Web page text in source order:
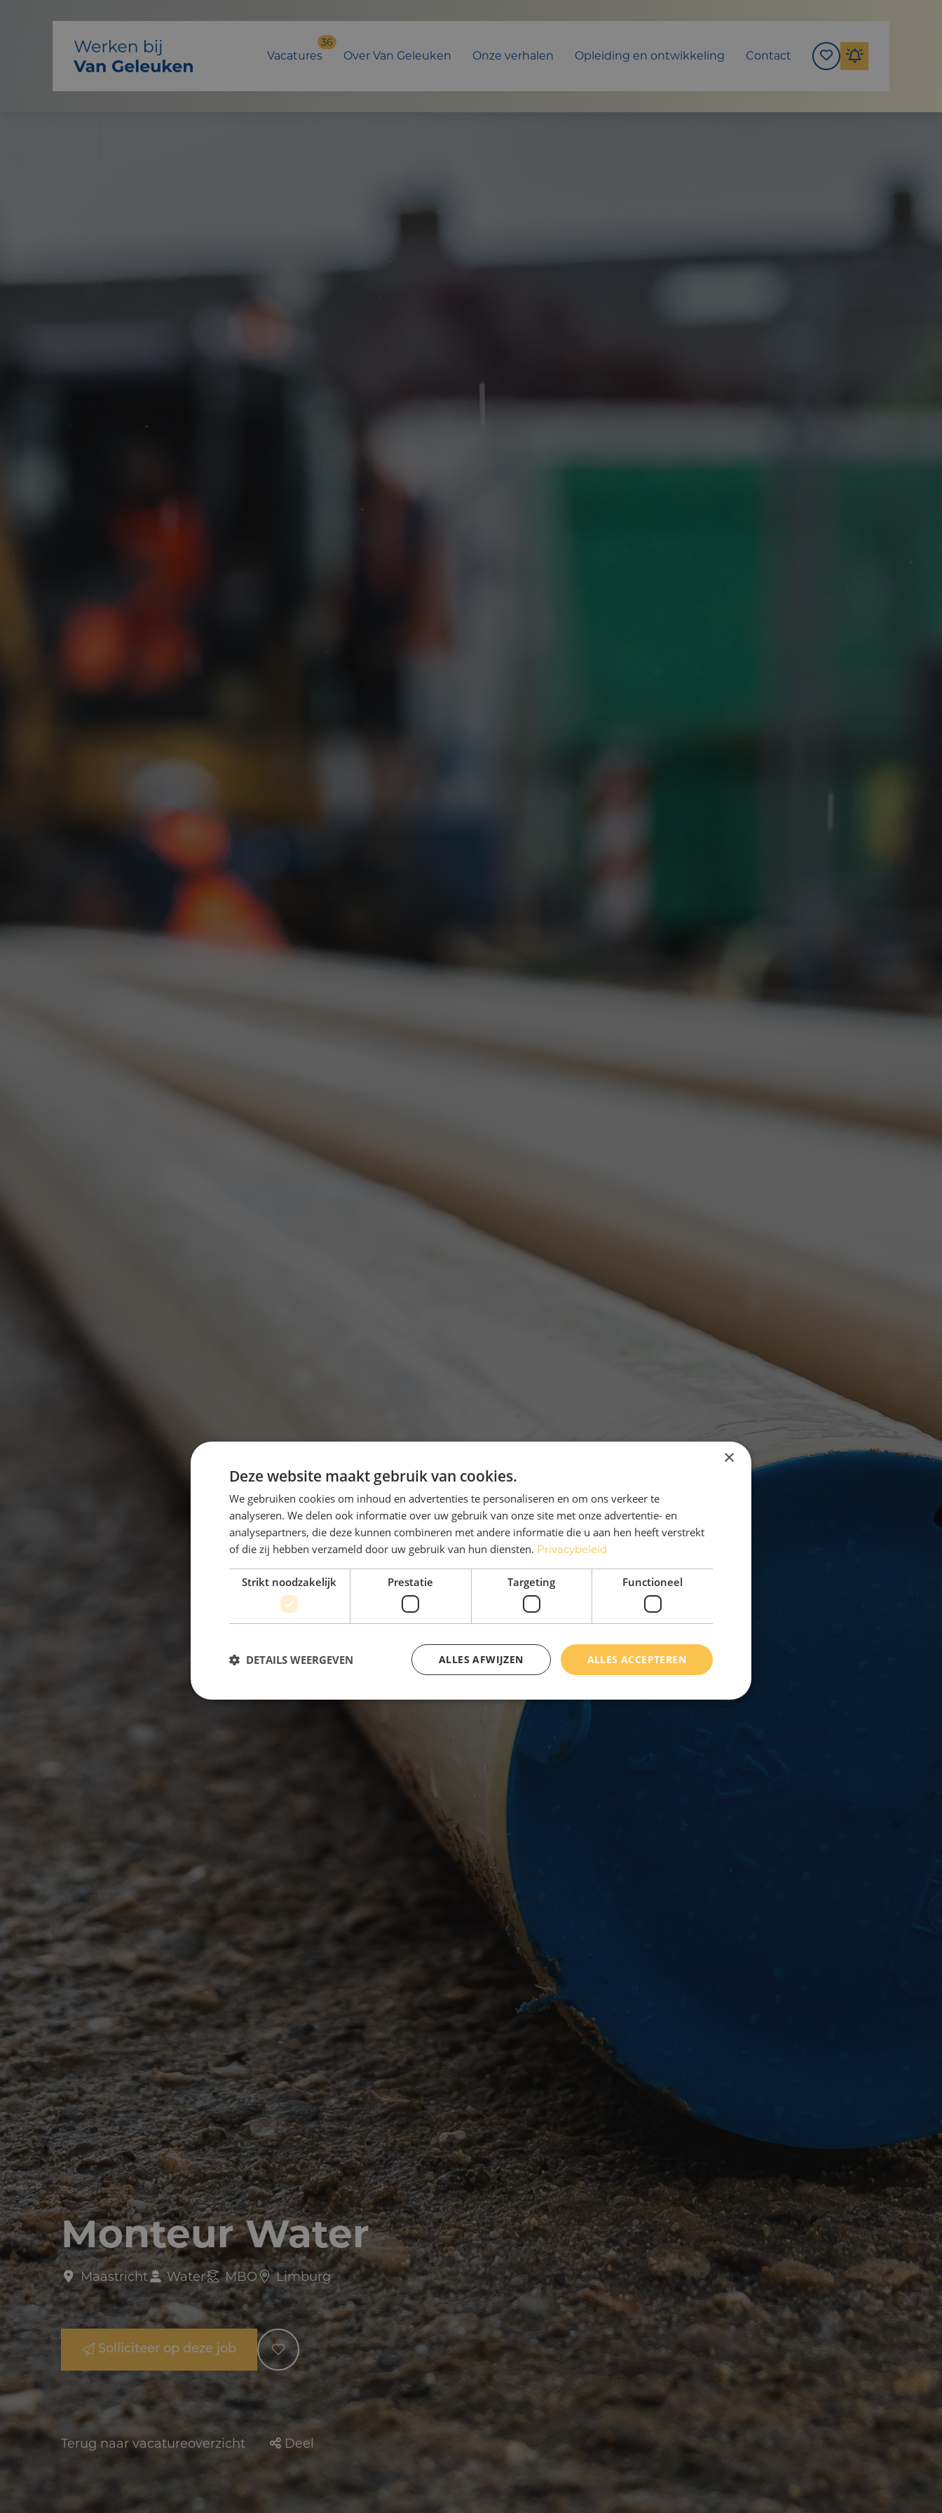
Vacatures
36
Over Van Geleuken Onze verhalen Opleiding en ontwikkeling Contact
Monteur Water
Maastricht Water MBO Limburg
Solliciteer op deze job
Terug naar vacatureoverzicht Deel
×
Deze website maakt gebruik van cookies.
We gebruiken cookies om inhoud en advertenties te personaliseren en om ons verkeer te
analyseren. We delen ook informatie over uw gebruik van onze site met onze advertentie- en
analysepartners, die deze kunnen combineren met andere informatie die u aan hen heeft verstrekt
of die zij hebben verzameld door uw gebruik van hun diensten. Privacybeleid
Strikt noodzakelijk Prestatie Targeting Functioneel
ALLES ACCEPTEREN
ALLES AFWIJZEN
DETAILS WEERGEVEN